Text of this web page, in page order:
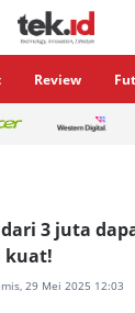
Review
3 juta
kuat!
29 Mei 2025 12:03